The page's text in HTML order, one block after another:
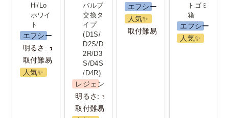
Hi/Lo
ホワイ
ト
エフシーエル
明るさ: ★★
取付難易度：★
人気✨️
(D1S/D2S/D2R/D3S/D4S/D4R)
バルブ
交換タ
イプ
(D1S/
D2S/D
2R/D3
S/D4S
/D4R)
レジェンダリーシリーズ
明るさ: ★★★
取付難易度：★
エフシーエル
人気✨️
取付難易度：★
トゴミ
箱
エフシーエル
人気✨️